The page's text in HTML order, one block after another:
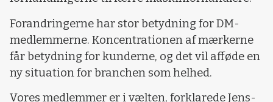
Forandringerne har stor betydning for DM-
medlemmerne. Koncentrationen af mærkerne
får betydning for kunderne, og det vil afføde en
ny situation for branchen som helhed.
Vores medlemmer er i vælten, forklarede Jens-